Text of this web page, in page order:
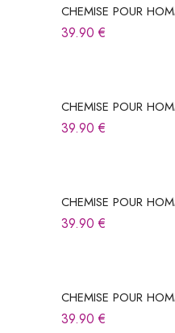
CHEMISE POUR
39.90€
CHEMISE POUR
39.90€
CHEMISE POUR
39.90€
CHEMISE POUR
39.90€